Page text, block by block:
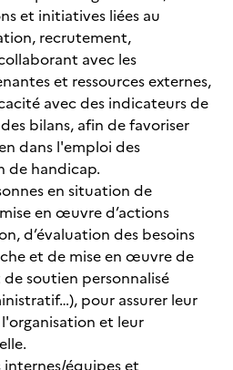
et initiatives liées au
recrutement,
avec les
et ressources externes,
avec des indicateurs de
bilans, afin de favoriser
dans l'emploi des
de handicap.
en situation de
en œuvre d’actions
d’évaluation des besoins
et de mise en œuvre de
soutien personnalisé
pour assurer leur
et leur
internes/équipes et